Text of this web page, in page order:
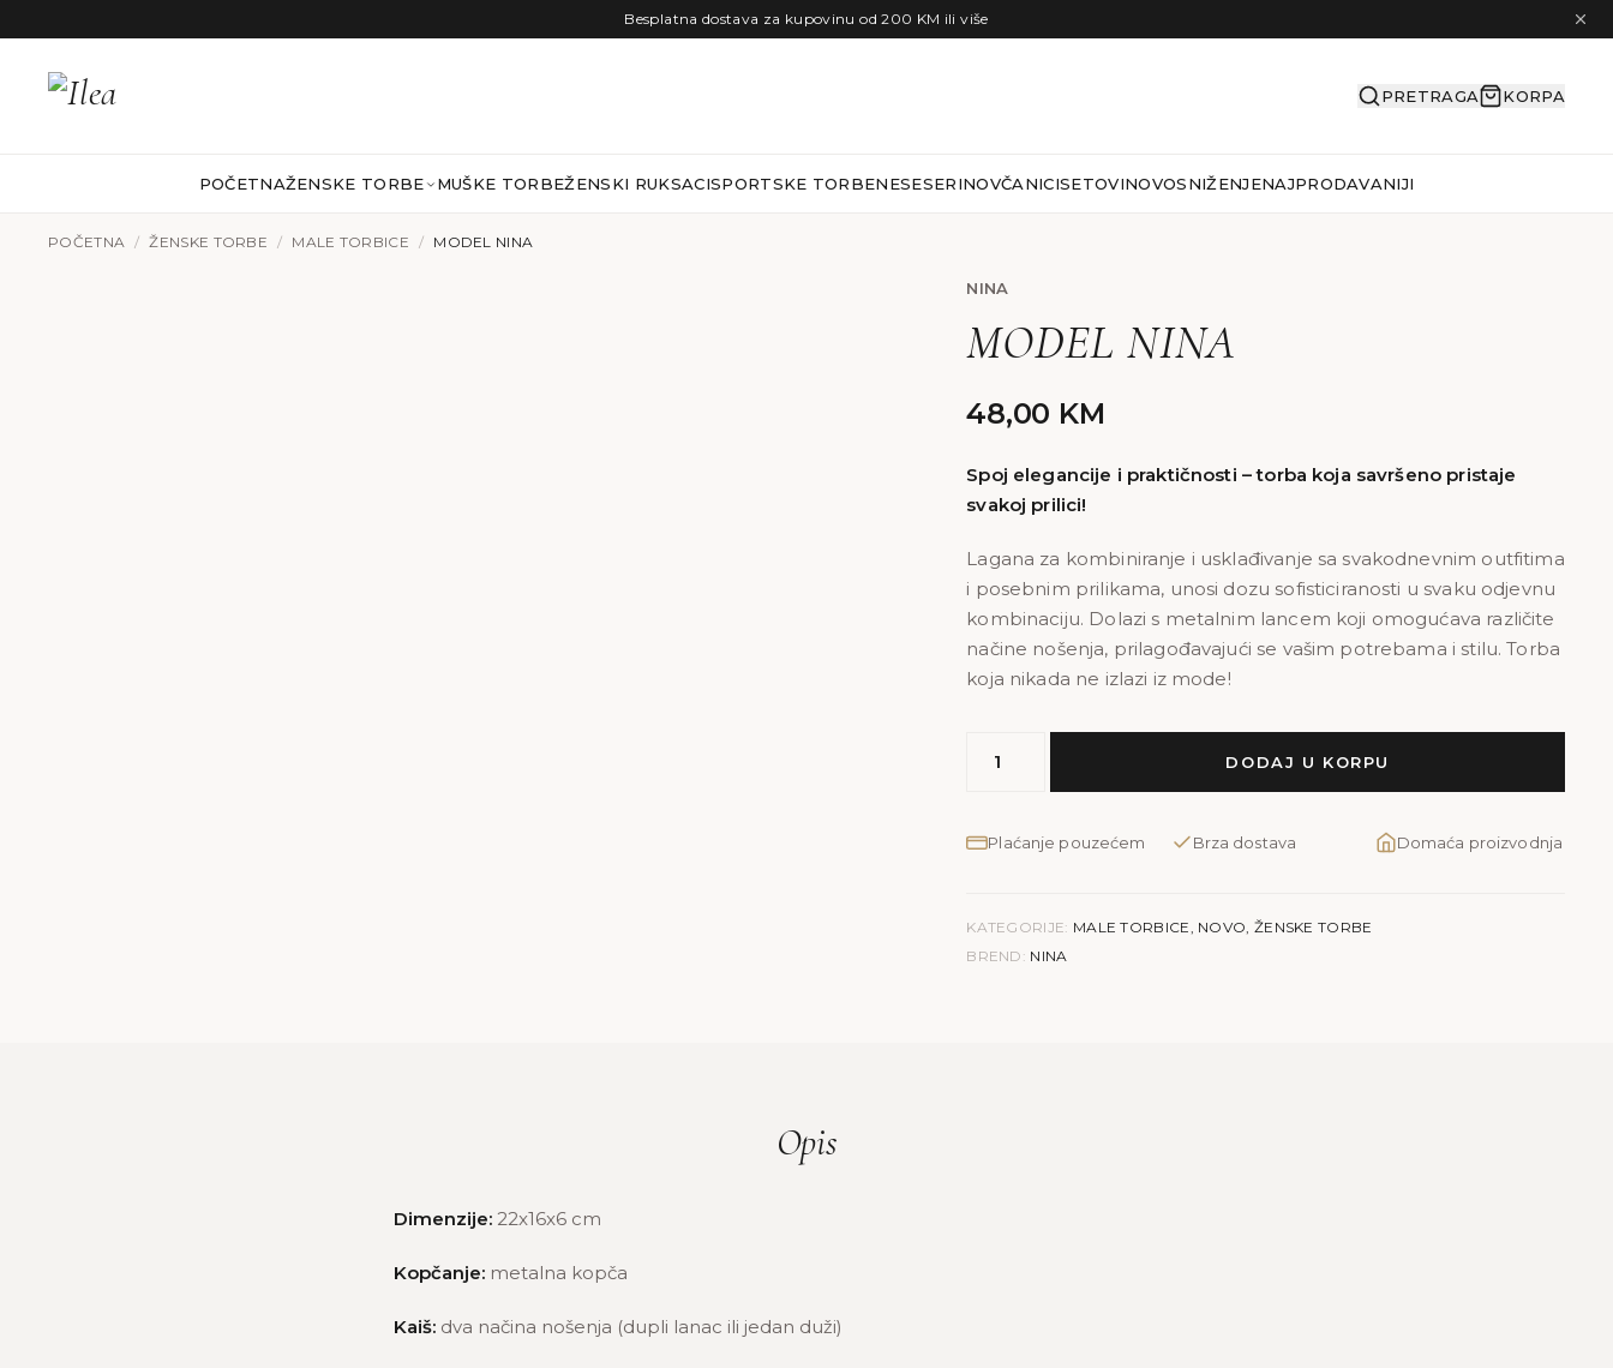
Besplatna dostava za kupovinu od 200 KM ili više
PRETRAGA KORPA
POČETNAŽENSKE TORBE MUŠKE TORBEŽENSKI RUKSACISPORTSKE TORBENESESERINOVČANICISETOVINOVOSNIŽENJENAJPRODAVANIJI
POČETNA / ŽENSKE TORBE / MALE TORBICE / MODEL NINA
NINA
MODEL NINA
48,00 KM
Spoj elegancije i praktičnosti – torba koja savršeno pristaje
svakoj prilici!
Lagana za kombiniranje i usklađivanje sa svakodnevnim outfitima
i posebnim prilikama, unosi dozu sofisticiranosti u svaku odjevnu
kombinaciju. Dolazi s metalnim lancem koji omogućava različite
načine nošenja, prilagođavajući se vašim potrebama i stilu. Torba
koja nikada ne izlazi iz mode!
NINA
DODAJ U KORPU
Plaćanje pouzećem Brza dostava Domaća proizvodnja
KATEGORIJE: MALE TORBICE, NOVO, ŽENSKE TORBE
BREND: NINA
Opis
Dimenzije: 22x16x6 cm
Kopčanje: metalna kopča
Kaiš: dva načina nošenja (dupli lanac ili jedan duži)